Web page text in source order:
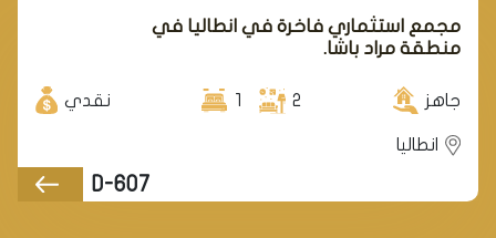
مجمع استثماري فاخرة في انطاليا في
منطقة مراد باشا.
جاهز 2
1 نقدي
انطاليا
D-607